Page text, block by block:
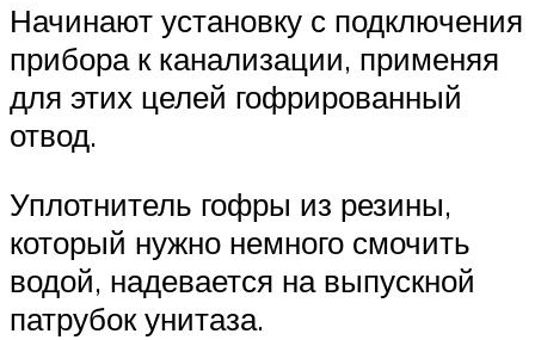
Начинают установку с подключения
прибора к канализации, применяя
для этих целей гофрированный
отвод.
Уплотнитель гофры из резины,
который нужно немного смочить
водой, надевается на выпускной
патрубок унитаза.